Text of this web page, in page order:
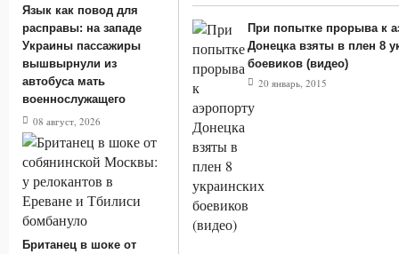
При попытке прорыва к
Донецка взяты в плен 8
боевиков (видео)
20 январь, 2015
Язык как повод для
расправы: на западе
Украины пассажиры
вышвырнули из
автобуса мать
военнослужащего
08 август, 2026
Британец в шоке от